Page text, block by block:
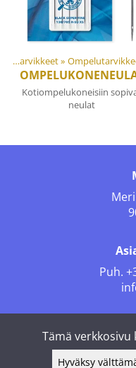
Materiaalit ja tarvikkeet‪»
Kotiompelukoneisiin
neulat
Tuotteet‪»
Puh.
Tämä verkkosivu
Hyväksy